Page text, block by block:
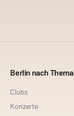
Berlin nach Thema
Clubs
Konzerte